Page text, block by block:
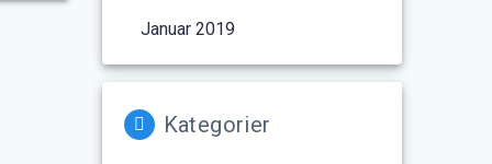
Januar 2019
Kategorier